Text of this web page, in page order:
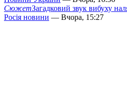
СюжетЗагадковий звук вибуху
Росія новини — Вчора, 15:27